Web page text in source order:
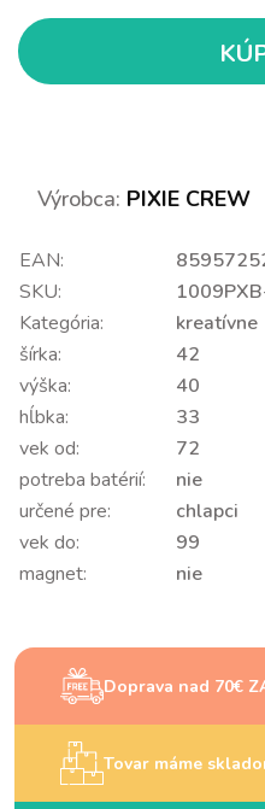
Výrobca: PIXIE CREW
EAN:
SKU:
Kategória:
kreatívne
šírka:
42
výška:
40
hĺbka:
33
vek od:
72
potreba batérií:
nie
určené pre:
chlapci
vek do:
99
magnet:
nie
Doprava nad 70€
Tovar máme